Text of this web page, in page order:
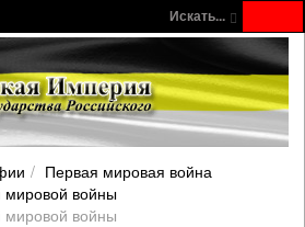
Искать...
Первая мировая война
мировой войны
войны